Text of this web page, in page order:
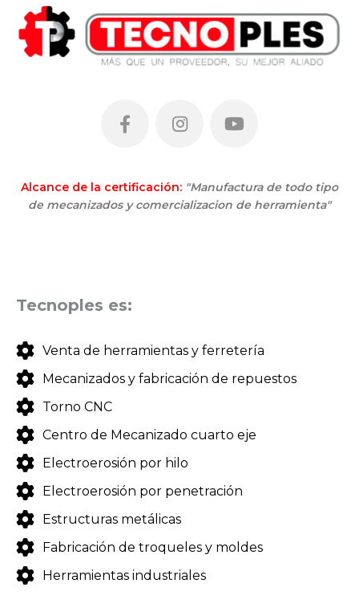
Alcance de la certificación: "Manufactura de todo tipo
de mecanizados y comercializacion de herramienta"
Tecnoples es:
Venta de herramientas y ferretería
Mecanizados y fabricación de repuestos
Torno CNC
Centro de Mecanizado cuarto eje
Electroerosión por hilo
Electroerosión por penetración
Estructuras metálicas
Fabricación de troqueles y moldes
Herramientas industriales